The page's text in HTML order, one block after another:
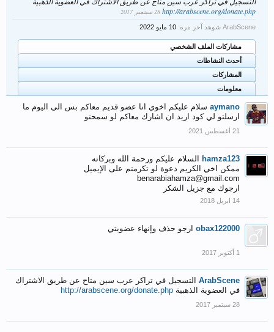
http://arabscene.org/donate.php
ArabScene شوهد آخر مرة:
مشاركات الملف الشخصي
أحدث النشاطات
المشاركات
معلومات
aymano سلام عليكم اخوي انا عضو قديم معاكم بس الى اليوم ما
ارسلتو لي كود اريد ان اشارك معاكم لو سمحتو
hamza123
السلام عليكم ورحمة الله وبركاته
ممكن اخي الكريم دعوة لو تكرمتم على الإيميل
benarabiahamza@gmail.com
ارجوك مع جزيل الشكر
obax122000 ارجو حذف وإنهاء عضويتي
ArabScene التسجيل في تراكر عرب سين متاح عن طريق الاشتراك
في العضوية الذهبية http://arabscene.org/donate.php